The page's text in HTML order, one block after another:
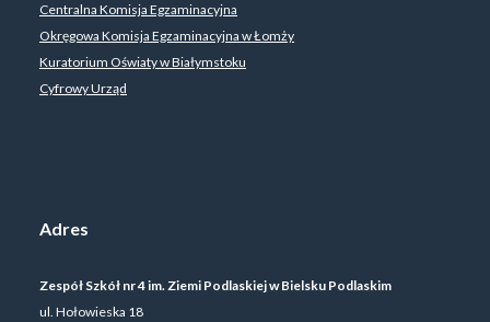
Centralna Komisja Egzaminacyjna
Okręgowa Komisja Egzaminacyjna w Łomży
Kuratorium Oświaty w Białymstoku
Cyfrowy Urząd
Adres
Zespół Szkół nr 4 im. Ziemi Podlaskiej w Bielsku Podlaskim
ul. Hołowieska 18